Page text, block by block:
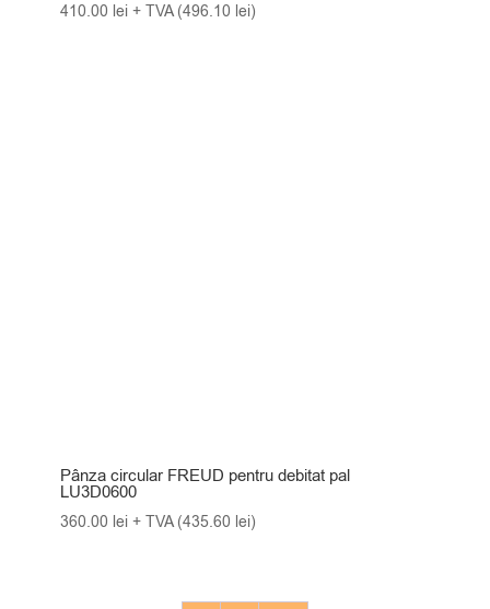
410.00 lei + TVA (496.10 lei)
Pânza circular FREUD pentru debitat pal
LU3D0600
360.00 lei + TVA (435.60 lei)